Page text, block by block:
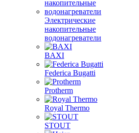
Электрические
накопительные
водонагреватели
BAXI
Federica Bugatti
Protherm
Royal Thermo
STOUT